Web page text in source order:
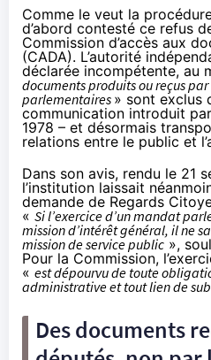
Comme le veut la
d’abord contesté ce refus
Commission d’accès aux
(CADA). L’autorité
déclarée incompétente, au
documents produits ou reçus
parlementaires » sont exclus
communication introduit
1978 – et désormais
relations entre le public et
Dans son avis, rendu le 21
l’institution laissait
demande de Regards
« Si l’exercice d’un mandat
mission d’intérêt général, il ne
mission de service public »,
Pour la Commission,
« est dépourvu de toute
administrative et tout lien de
Des documents